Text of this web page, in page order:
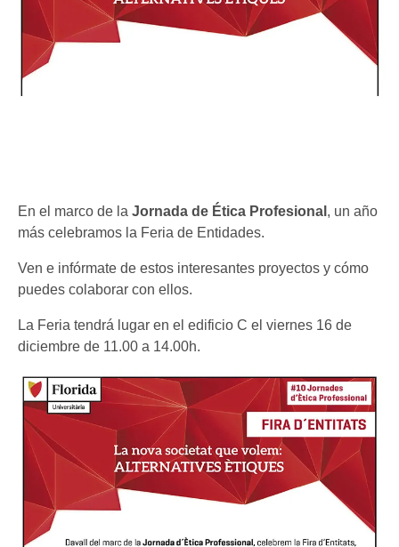
En el marco de la Jornada de Ética Profesional , un año
más celebramos la Feria de Entidades.
Ven e infórmate de estos interesantes proyectos y cómo
puedes colaborar con ellos.
La Feria tendrá lugar en el edificio C el viernes 16 de
diciembre de 11.00 a 14.00h.